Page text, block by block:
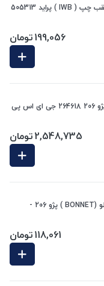
ابگیر داخلی شیشه درب عقب چپ ( IWB ) پراید 505313
199,056تومان
2,548,735تومان
نوار لاستیکی زیر کاپوت جلو (BONNET ) پژو 206 -
118,061تومان